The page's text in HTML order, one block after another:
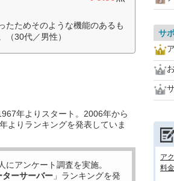
たためそのような機能のあるも
30代／男性）
年よりスタート。2006年から
よりランキングを発表していま
人にアンケート調査を実施。
ターサーバー 」ランキングを発
サ
ア
料